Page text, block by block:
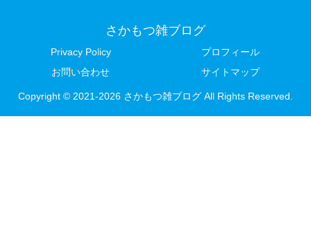
さかもつ雑ブログ
Privacy Policy
プロフィール
お問い合わせ
サイトマップ
Copyright © 2021-2026 さかもつ雑ブログ All Rights Reserved.